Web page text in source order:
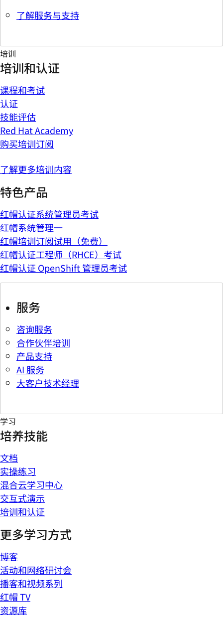
了解服务与支持
培训
培训和认证
课程和考试
认证
技能评估
Red Hat Academy
购买培训订阅
了解更多培训内容
特色产品
红帽认证系统管理员考试
红帽系统管理一
红帽培训订阅试用（免费）
红帽认证工程师（RHCE）考试
红帽认证 OpenShift 管理员考试
服务
咨询服务
合作伙伴培训
产品支持
AI 服务
大客户技术经理
学习
培养技能
文档
实操练习
混合云学习中心
交互式演示
培训和认证
更多学习方式
博客
活动和网络研讨会
播客和视频系列
红帽 TV
资源库